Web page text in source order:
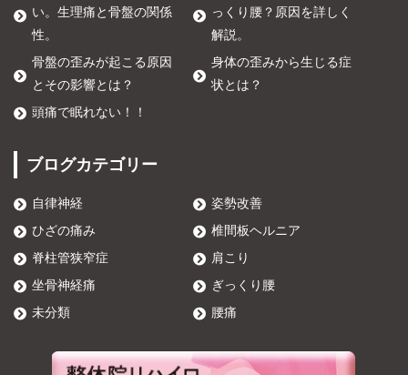
い。生理痛と骨盤の関係
性。
っくり腰？原因を詳しく
解説。
骨盤の歪みが起こる原因
とその影響とは？
身体の歪みから生じる症
状とは？
頭痛で眠れない！！
ブログカテゴリー
自律神経
姿勢改善
ひざの痛み
椎間板ヘルニア
脊柱管狭窄症
肩こり
坐骨神経痛
ぎっくり腰
未分類
腰痛